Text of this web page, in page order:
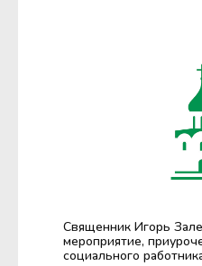
Священник Игорь
мероприятие,
социального